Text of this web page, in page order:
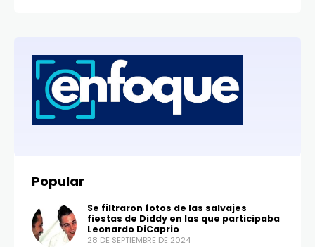
Popular
Se filtraron fotos de las salvajes
fiestas de Diddy en las que participaba
Leonardo DiCaprio
28 DE SEPTIEMBRE DE 2024